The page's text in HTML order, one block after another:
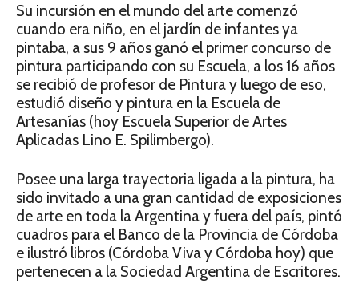
Su incursión en el mundo del arte comenzó
cuando era niño, en el jardín de infantes ya
pintaba, a sus 9 años ganó el primer concurso de
pintura participando con su Escuela, a los 16 años
se recibió de profesor de Pintura y luego de eso,
estudió diseño y pintura en la Escuela de
Artesanías (hoy Escuela Superior de Artes
Aplicadas Lino E. Spilimbergo).
Posee una larga trayectoria ligada a la pintura, ha
sido invitado a una gran cantidad de exposiciones
de arte en toda la Argentina y fuera del país, pintó
cuadros para el Banco de la Provincia de Córdoba
e ilustró libros (Córdoba Viva y Córdoba hoy) que
pertenecen a la Sociedad Argentina de Escritores.